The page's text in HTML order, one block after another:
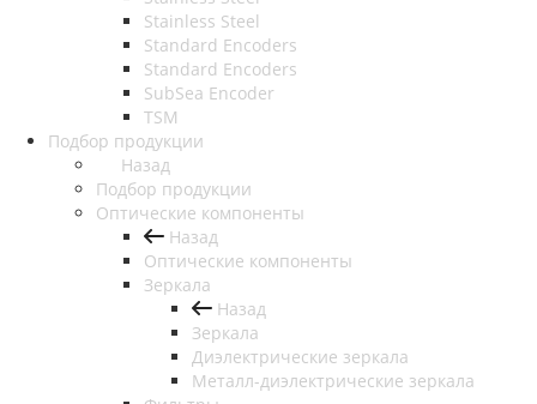
Stainless Steel
Standard Encoders
Standard Encoders
SubSea Encoder
TSM
Подбор продукции
Назад
Подбор продукции
Оптические компоненты
Назад
Оптические компоненты
Зеркала
Назад
Зеркала
Диэлектрические зеркала
Металл-диэлектрические зеркала